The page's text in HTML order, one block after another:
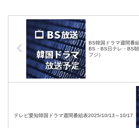
BS韓国ドラマ週間番
BS・BS日テレ・BS
フジ）
テレビ愛知韓国ドラマ週間番組表2025/10/13～10/17